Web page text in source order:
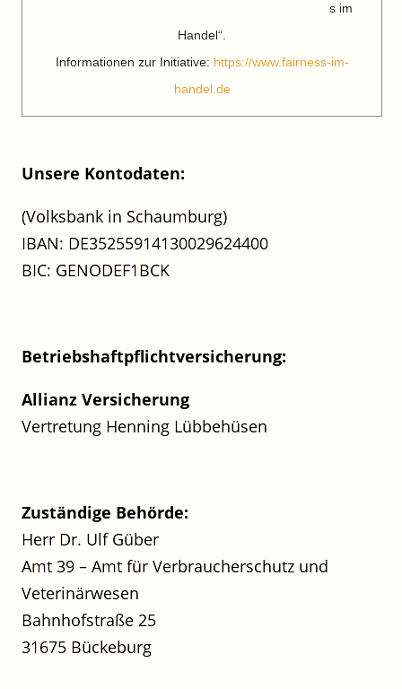
s im
Handel“.
Informationen zur Initiative: https://www.fairness-im-
handel.de
Unsere Kontodaten:
(Volksbank in Schaumburg)
IBAN: DE35255914130029624400
BIC: GENODEF1BCK
Betriebshaftpflichtversicherung:
Allianz Versicherung
Vertretung Henning Lübbehüsen
Zuständige Behörde:
Herr Dr. Ulf Güber
Amt 39 – Amt für Verbraucherschutz und
Veterinärwesen
Bahnhofstraße 25
31675 Bückeburg